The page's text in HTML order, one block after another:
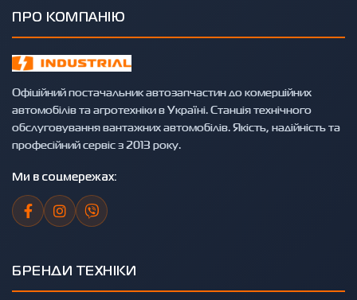
ПРО КОМПАНІЮ
Офіційний постачальник автозапчастин до комерційних
автомобілів та агротехніки в Україні. Станція технічного
обслуговування вантажних автомобілів. Якість, надійність та
професійний сервіс з 2013 року.
Ми в соцмережах:
БРЕНДИ ТЕХНІКИ